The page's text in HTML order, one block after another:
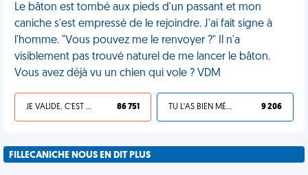
Le bâton est tombé aux pieds d'un passant et mon
caniche s'est empressé de le rejoindre. J'ai fait signe à
l'homme. "Vous pouvez me le renvoyer ?" Il n'a
visiblement pas trouvé naturel de me lancer le bâton.
Vous avez déjà vu un chien qui vole ? VDM
JE VALIDE, C'EST UNE VDM 86 751 TU L'AS BIEN MÉRITÉ 9 206
FILLECANICHE NOUS EN DIT PLUS